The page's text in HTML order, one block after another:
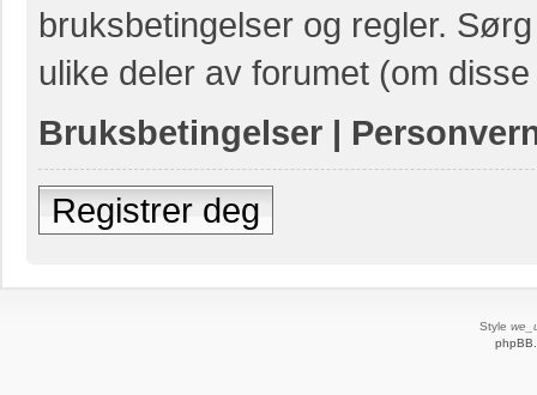
bruksbetingelser og regler.
ulike deler av forumet (om
Bruksbetingelser |
Registrer deg
Style